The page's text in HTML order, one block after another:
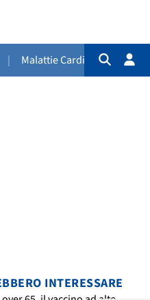
| Malattie Cardiovascolari
INTERESSARE